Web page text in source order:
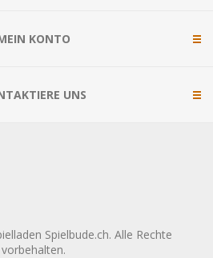
KONTO
UNS
Spielbude.ch. Alle Rechte
vorbehalten.